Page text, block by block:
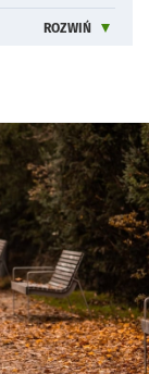
ROZWIŃ